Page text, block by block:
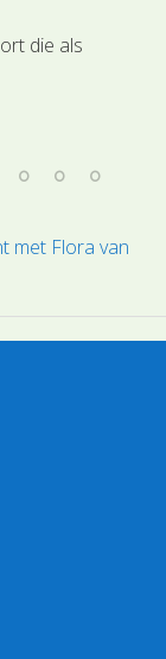
die als
met Flora van